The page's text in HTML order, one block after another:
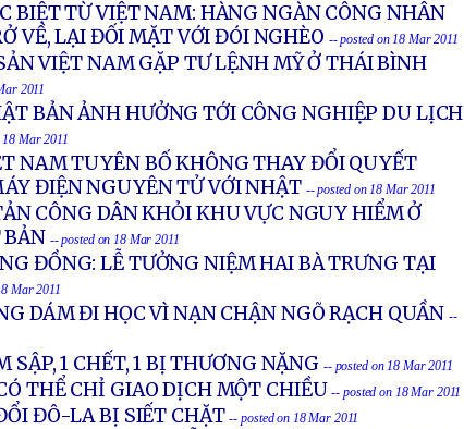
BIỆT TỪ VIỆT NAM: HÀNG NGÀN CÔNG NHÂN
VỀ, LẠI ĐỐI MẶT VỚI ĐÓI NGHÈO -- posted on 18 Mar 2011
VIỆT NAM GẶP TƯ LỆNH MỸ Ở THÁI BÌNH
2011
BẢN ẢNH HƯỞNG TỚI CÔNG NGHIỆP DU LỊCH
Mar 2011
NAM TUYÊN BỐ KHÔNG THAY ĐỔI QUYẾT
ĐIỆN NGUYÊN TỬ VỚI NHẬT -- posted on 18 Mar 2011
CÔNG DÂN KHỎI KHU VỰC NGUY HIỂM Ở
BẢN -- posted on 18 Mar 2011
ĐỒNG: LỄ TƯỞNG NIỆM HAI BÀ TRƯNG TẠI
Mar 2011
DÁM ĐI HỌC VÌ NẠN CHẬN NGÕ RẠCH QUẦN --
SẬP, 1 CHẾT, 1 BỊ THƯƠNG NẶNG -- posted on 18 Mar 2011
THỂ CHỈ GIAO DỊCH MỘT CHIỀU-- posted on 18 Mar 2011
ĐÔ-LA BỊ SIẾT CHẶT -- posted on 18 Mar 2011